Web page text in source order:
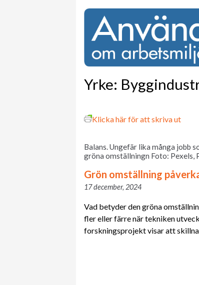
Yrke:
Klicka här för att skriva ut
Balans. Ungefär lika många jobb
gröna omställningn Foto: Pexels,
Grön omställning
17 december, 2024
Vad betyder den gröna
fler eller färre när tekniken
forskningsprojekt visar att